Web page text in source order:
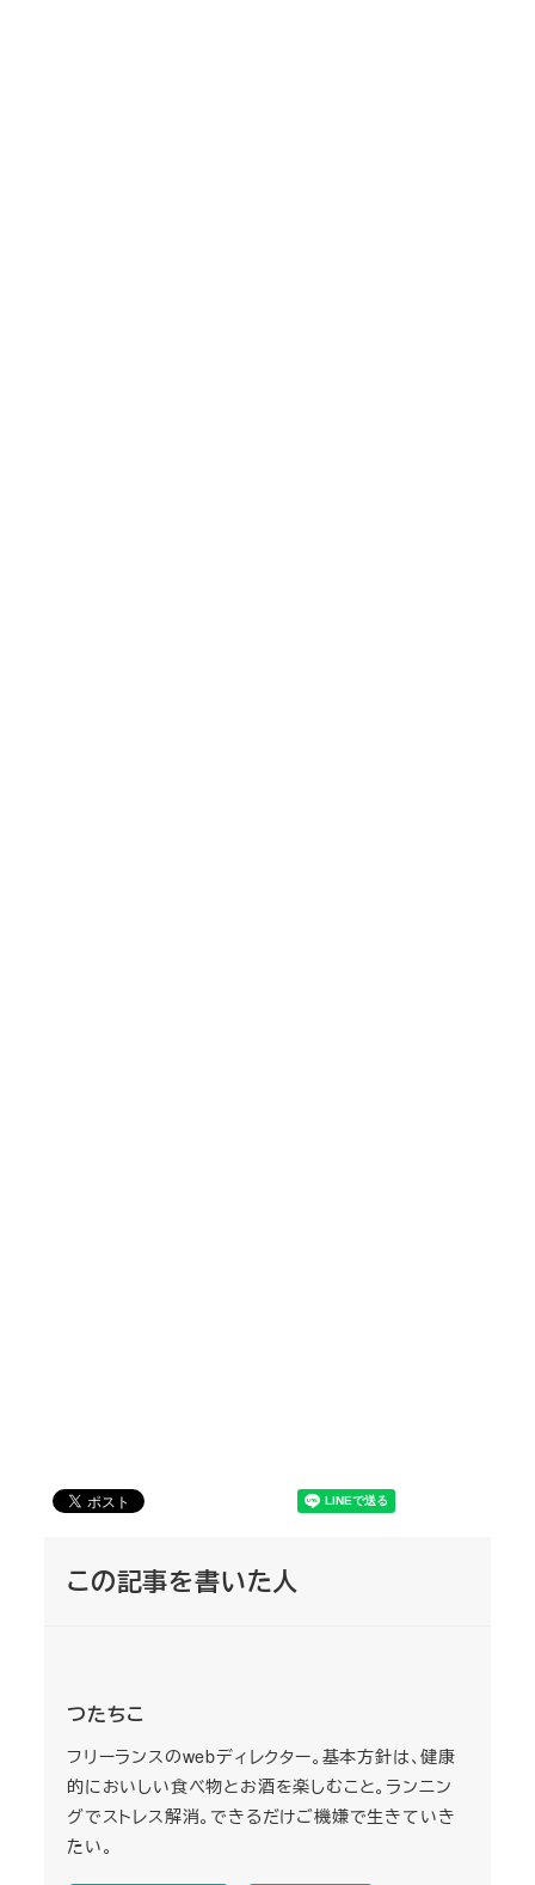
この記事を書いた人
つたちこ
フリーランスのwebディレクター。基本方針は、健康
的においしい食べ物とお酒を楽しむこと。ランニン
グでストレス解消。できるだけご機嫌で生きていき
たい。